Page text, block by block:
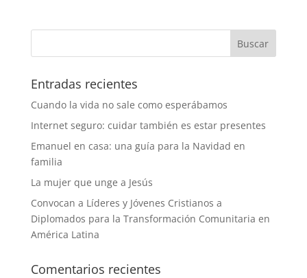
Entradas recientes
Cuando la vida no sale como esperábamos
Internet seguro: cuidar también es estar presentes
Emanuel en casa: una guía para la Navidad en
familia
La mujer que unge a Jesús
Convocan a Líderes y Jóvenes Cristianos a
Diplomados para la Transformación Comunitaria en
América Latina
Comentarios recientes